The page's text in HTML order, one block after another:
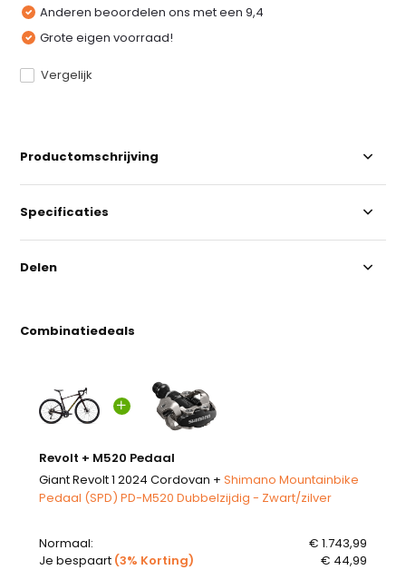
Anderen beoordelen ons met een 9,4
Grote eigen voorraad!
Vergelijk
Combinatiedeals
Revolt + M520 Pedaal
Giant Revolt 1 2024 Cordovan + Shimano Mountainbike
Pedaal (SPD) PD-M520 Dubbelzijdig - Zwart/zilver
Normaal:
€ 1.743,99
Je bespaart (3% Korting) € 44,99
Productomschrijving
Specificaties
Delen